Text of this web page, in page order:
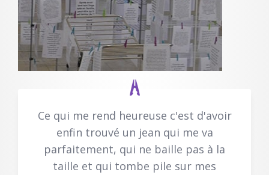
Ce qui me rend heureuse c'est d'avoir
enfin trouvé un jean qui me va
parfaitement, qui ne baille pas à la
taille et qui tombe pile sur mes